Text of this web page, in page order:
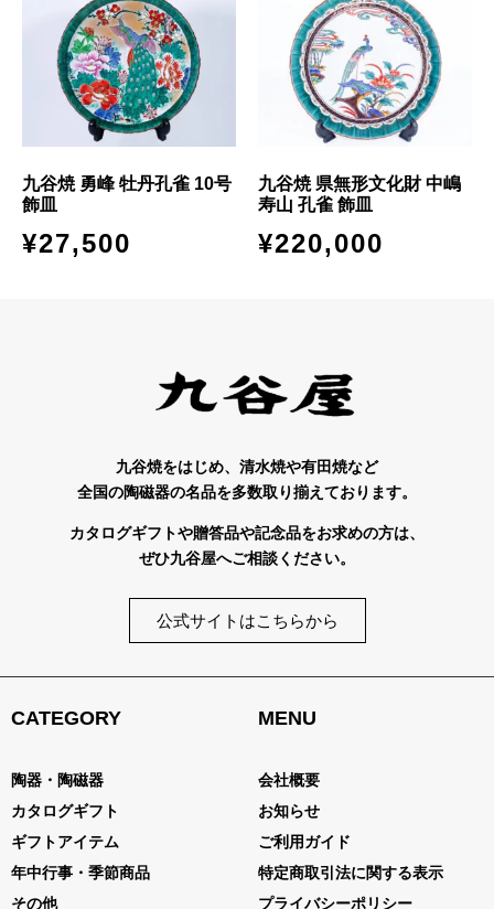
九谷焼 勇峰 牡丹孔雀 10号
飾皿
¥27,500
九谷焼 県無形文化財 中嶋
寿山 孔雀 飾皿
¥220,000
九谷焼をはじめ、清水焼や有田焼など
全国の陶磁器の名品を多数取り揃えております。
カタログギフトや贈答品や記念品をお求めの方は、
ぜひ九谷屋へご相談ください。
公式サイトはこちらから
CATEGORY
陶器・陶磁器
カタログギフト
ギフトアイテム
年中行事・季節商品
その他
MENU
会社概要
お知らせ
ご利用ガイド
特定商取引法に関する表示
プライバシーポリシー